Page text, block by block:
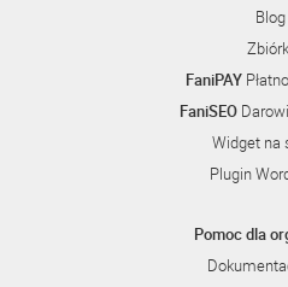
Blog
FaniPAY
FaniSEO
Widget na
Plugin
Pomoc dla